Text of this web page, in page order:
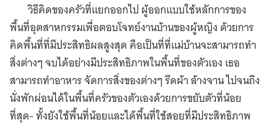
วิธีคิดของครัวที่แยกออกไป ผู้ออกแบบใช้หลักการของ
พื้นที่อุตสาหกรรมเพื่อตอบโจทย์งานบ้านของผู้หญิง ด้วยการ
คิดพื้นที่ที่มีประสิทธิผลสูงสุด คือเป็นที่ที่แม่บ้านจะสามารถทำ
สิ่งต่างๆ จบได้อย่างมีประสิทธิภาพในพื้นที่ของตัวเอง เธอ
สามารถทำอาหาร จัดการสิ่งของต่างๆ รีดผ้า ล้างจาน ไปจนถึง
นั่งพักผ่อนได้ในพื้นที่ครัวของตัวเองด้วยการขยับตัวที่น้อย
ที่สุด- ทั้งยังใช้พื้นที่น้อยและได้พื้นที่ใช้สอยที่มีประสิทธิภาพ